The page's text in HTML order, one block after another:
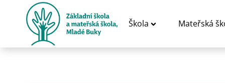
Škola Mateřská